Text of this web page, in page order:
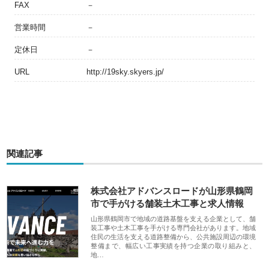
FAX －
営業時間 －
定休日 －
URL http://19sky.skyers.jp/
関連記事
株式会社アドバンスロードが山形県鶴岡
市で手がける舗装土木工事と求人情報
山形県鶴岡市で地域の道路基盤を支える企業として、舗
装工事や土木工事を手がける専門会社があります。地域
住民の生活を支える道路整備から、公共施設周辺の環境
整備まで、幅広い工事実績を持つ企業の取り組みと、
地…